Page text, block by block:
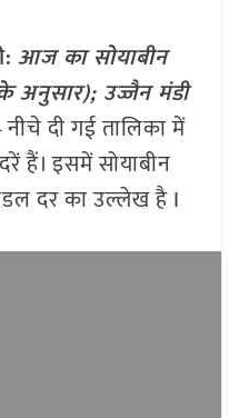
आज का सोयाबीन
अनुसार); उज्जैन मंडी
नीचे दी गई तालिका में
हैं। इसमें सोयाबीन
दर का उल्लेख है I